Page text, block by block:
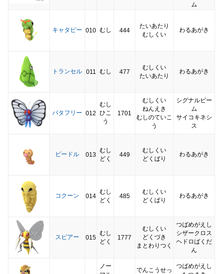
ム
キャタピー 010 むし 444
たいあたり
むしくい
わるあがき
トランセル 011 むし 477
むしくい
たいあたり
わるあがき
バタフリー 012
むし
ひこ
う
1701
むしくい
ねんえき
むしのていこ
う
シグナルビー
ム
サイコキネシ
ス
ビードル 013
むし
どく
449
むしくい
どくばり
わるあがき
コクーン 014
むし
どく
485
むしくい
どくばり
わるあがき
スピアー 015
むし
どく
1777
むしくい
どくづき
まとわりつく
つばめがえし
シザークロス
ヘドロばくだ
ん
ノー
でんこうせっ
つばめがえし